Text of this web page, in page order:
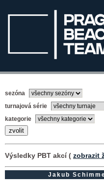
sezóna
turnajová série
kategorie
Výsledky PBT akcí ( zobrazit
Jakub